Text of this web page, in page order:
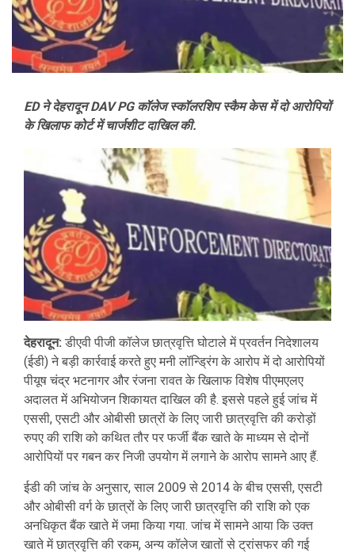
ED ने देहरादून DAV PG कॉलेज स्कॉलरशिप स्कैम केस में दो आरोपियों
के खिलाफ कोर्ट में चार्जशीट दाखिल की.
देहरादून: डीएवी पीजी कॉलेज छात्रवृत्ति घोटाले में प्रवर्तन निदेशालय
(ईडी) ने बड़ी कार्रवाई करते हुए मनी लॉन्ड्रिंग के आरोप में दो आरोपियों
पीयूष चंद्र भटनागर और रंजना रावत के खिलाफ विशेष पीएमएलए
अदालत में अभियोजन शिकायत दाखिल की है. इससे पहले हुई जांच में
एससी, एसटी और ओबीसी छात्रों के लिए जारी छात्रवृत्ति की करोड़ों
रुपए की राशि को कथित तौर पर फर्जी बैंक खाते के माध्यम से दोनों
आरोपियों पर गबन कर निजी उपयोग में लगाने के आरोप सामने आए हैं.
ईडी की जांच के अनुसार, साल 2009 से 2014 के बीच एससी, एसटी
और ओबीसी वर्ग के छात्रों के लिए जारी छात्रवृत्ति की राशि को एक
अनधिकृत बैंक खाते में जमा किया गया. जांच में सामने आया कि उक्त
खाते में छात्रवृत्ति की रकम, अन्य कॉलेज खातों से ट्रांसफर की गई